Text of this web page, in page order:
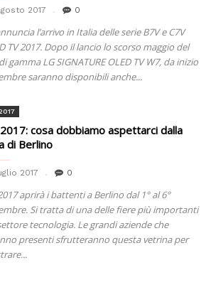
2017 0
l’arrivo in Italia delle serie B7V e C7V
TV 2017. Dopo il lancio lo scorso maggio del
gamma LG SIGNATURE OLED TV W7, da inizio
saranno disponibili anche...
cosa dobbiamo aspettarci dalla
di Berlino
2017 0
aprirà i battenti a Berlino dal 1° al 6°
Si tratta di una delle fiere più importanti
tecnologia. Le grandi aziende che
presenti sfrutteranno questa vetrina per